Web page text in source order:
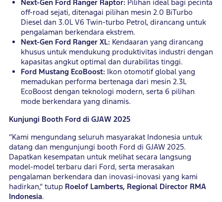
Next-Gen Ford Ranger Raptor: Pilihan ideal bagi pecinta
off-road sejati, ditenagai pilihan mesin 2.0 BiTurbo
Diesel dan 3.0L V6 Twin-turbo Petrol, dirancang untuk
pengalaman berkendara ekstrem.
Next-Gen Ford Ranger XL: Kendaaran yang dirancang
khusus untuk mendukung produktivitas industri dengan
kapasitas angkut optimal dan durabilitas tinggi.
Ford Mustang EcoBoost: Ikon otomotif global yang
memadukan performa bertenaga dari mesin 2.3L
EcoBoost dengan teknologi modern, serta 6 pilihan
mode berkendara yang dinamis.
Kunjungi Booth Ford di GJAW 2025
“Kami mengundang seluruh masyarakat Indonesia untuk
datang dan mengunjungi booth Ford di GJAW 2025.
Dapatkan kesempatan untuk melihat secara langsung
model-model terbaru dari Ford, serta merasakan
pengalaman berkendara dan inovasi-inovasi yang kami
hadirkan,” tutup Roelof Lamberts, Regional Director RMA
Indonesia.